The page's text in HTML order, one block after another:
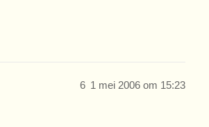
1 mei 2006 om 15:23
6